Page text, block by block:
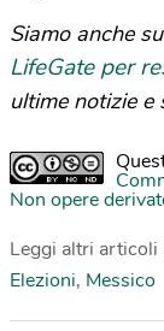
Siamo anche
LifeGate per
ultime notizie e
Non opere
Leggi altri articoli
Elezioni, Messico